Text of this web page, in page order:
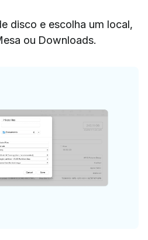
disco e escolha um local,
ou Downloads.